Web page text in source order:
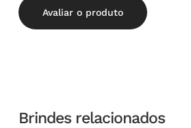
Avaliar o produto
Brindes relacionados